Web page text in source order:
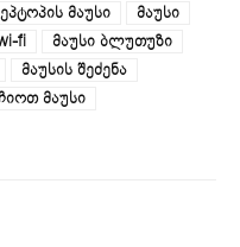
მაუსი
მაუსი
fi
მაუსი ბლუთუზი
მაუსის შეძენა
მაუსი